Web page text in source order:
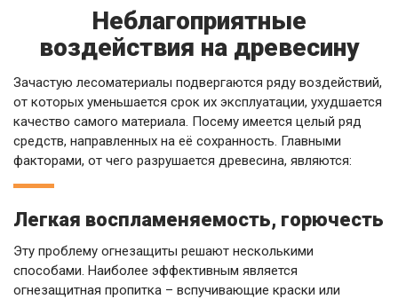
Неблагоприятные
воздействия на древесину
Зачастую лесоматериалы подвергаются ряду воздействий,
от которых уменьшается срок их эксплуатации, ухудшается
качество самого материала. Посему имеется целый ряд
средств, направленных на её сохранность. Главными
факторами, от чего разрушается древесина, являются:
Легкая воспламеняемость, горючесть
Эту проблему огнезащиты решают несколькими
способами. Наиболее эффективным является
огнезащитная пропитка – вспучивающие краски или